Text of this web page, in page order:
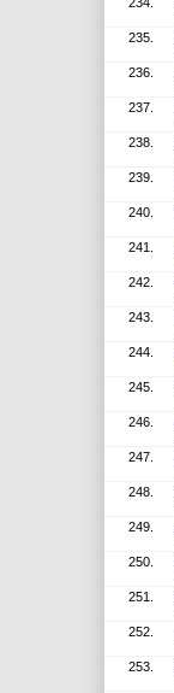
235.
236.
237.
238.
239.
240.
241.
242.
243.
244.
245.
246.
247.
248.
249.
250.
251.
252.
253.